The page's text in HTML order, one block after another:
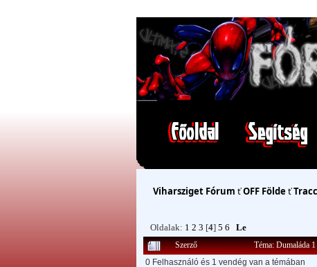
Viharsziget Fórum ťOFF Földeť
Oldalak: 1 2 3 [4] 5 6 Le
Szerző
Téma: Dumaláda
0 Felhasználó és 1 vendég van a témában